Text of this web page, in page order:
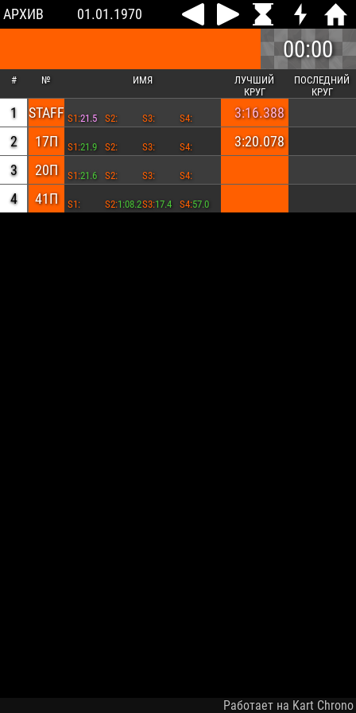
АРХИВ 01.01.1970
00:00
# № ИМЯ
ЛУЧШИЙ
КРУГ
ПОСЛЕДНИЙ
КРУГ
1 STAFF S1:21.5 S2: S3: S4:
3:16.388
2
17П S1:21.9 S2: S3: S4:
3:20.078
3
20П S1:21.6 S2: S3: S4:
4 41П S1: S2:1:08.2S3:17.4 S4:57.0
Работает на Kart Chrono